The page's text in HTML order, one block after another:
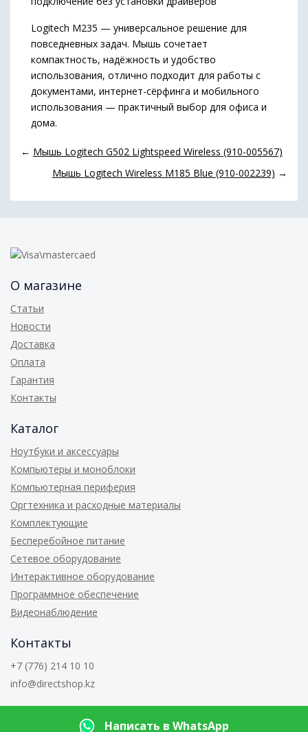
Logitech M235 — универсальное решение для
повседневных задач. Мышь сочетает
компактность, надёжность и удобство
использования, отлично подходит для работы с
документами, интернет-сёрфинга и мобильного
использования — практичный выбор для офиса и
дома.
← Мышь Logitech G502 Lightspeed Wireless (910-005567)
Мышь Logitech Wireless M185 Blue (910-002239) →
О магазине
Статьи
Новости
Доставка
Оплата
Гарантия
Контакты
Каталог
Ноутбуки и аксессуары
Компьютеры и моноблоки
Компьютерная периферия
Оргтехника и расходные материалы
Комплектующие
Бесперебойное питание
Сетевое оборудование
Интерактивное оборудование
Программное обеспечение
Видеонаблюдение
Контакты
+7 (776) 214 10 10
info@directshop.kz
Directshop.kz Написать в WhatsApp